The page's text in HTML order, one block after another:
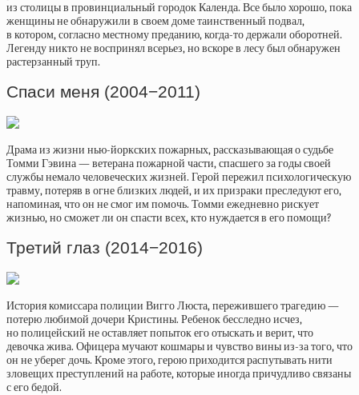
из столицы в провинциальный городок Календа. Все было хорошо, пока
женщины не обнаружили в своем доме таинственный подвал,
в котором, согласно местному преданию, когда-то держали оборотней.
Легенду никто не воспринял всерьез, но вскоре в лесу был обнаружен
растерзанный труп.
Спаси меня (2004−2011)
Драма из жизни нью-йоркских пожарных, рассказывающая о судьбе
Томми Гэвина — ветерана пожарной части, спасшего за годы своей
службы немало человеческих жизней. Герой пережил психологическую
травму, потеряв в огне близких людей, и их призраки преследуют его,
напоминая, что он не смог им помочь. Томми ежедневно рискует
жизнью, но сможет ли он спасти всех, кто нуждается в его помощи?
Третий глаз (2014−2016)
История комиссара полиции Вигго Люста, пережившего трагедию —
потерю любимой дочери Кристины. Ребенок бесследно исчез,
но полицейский не оставляет попыток его отыскать и верит, что
девочка жива. Офицера мучают кошмары и чувство вины из-за того, что
он не уберег дочь. Кроме этого, герою приходится распутывать нити
зловещих преступлений на работе, которые иногда причудливо связаны
с его бедой.